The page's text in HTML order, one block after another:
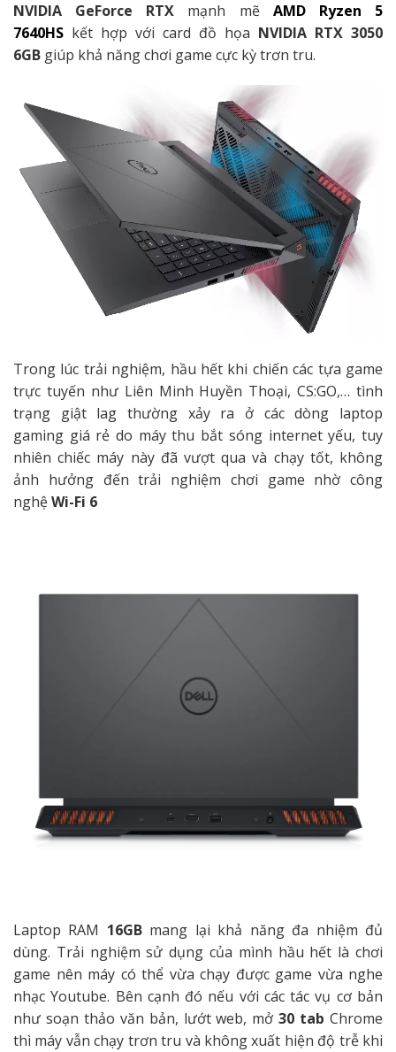
NVIDIA GeForce RTX mạnh mẽ
AMD Ryzen 5
7640HS kết hợp với card đồ họa NVIDIA RTX 3050
6GB giúp khả năng chơi game cực kỳ trơn tru.
Trong lúc trải nghiệm, hầu hết khi chiến các tựa game
trực tuyến như Liên Minh Huyền Thoại, CS:GO,… tình
trạng giật lag thường xảy ra ở các dòng laptop
gaming giá rẻ do máy thu bắt sóng internet yếu, tuy
nhiên chiếc máy này đã vượt qua và chạy tốt, không
ảnh hưởng đến trải nghiệm chơi game nhờ công
nghệWi-Fi 6
Laptop RAM 16GB mang lại khả năng đa nhiệm đủ
dùng. Trải nghiệm sử dụng của mình hầu hết là chơi
game nên máy có thể vừa chạy được game vừa nghe
nhạc Youtube. Bên cạnh đó nếu với các tác vụ cơ bản
như soạn thảo văn bản, lướt web, mở30 tab Chrome
thì máy vẫn chạy trơn tru và không xuất hiện độ trễ khi